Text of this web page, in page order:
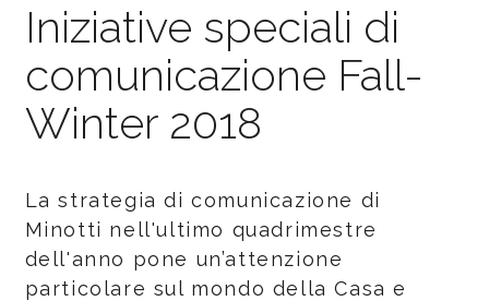
Iniziative speciali di
comunicazione Fall-
Winter 2018
La strategia di comunicazione di
Minotti nell'ultimo quadrimestre
dell'anno pone un’attenzione
particolare sul mondo della Casa e